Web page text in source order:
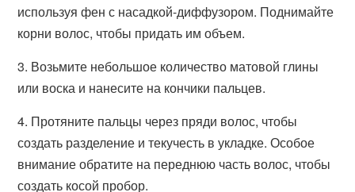
используя фен с насадкой-диффузором. Поднимайте
корни волос, чтобы придать им объем.
3. Возьмите небольшое количество матовой глины
или воска и нанесите на кончики пальцев.
4. Протяните пальцы через пряди волос, чтобы
создать разделение и текучесть в укладке. Особое
внимание обратите на переднюю часть волос, чтобы
создать косой пробор.